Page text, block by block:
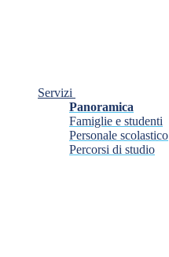
Servizi
Panoramica
Famiglie e studenti
Personale scolastico
Percorsi di studio